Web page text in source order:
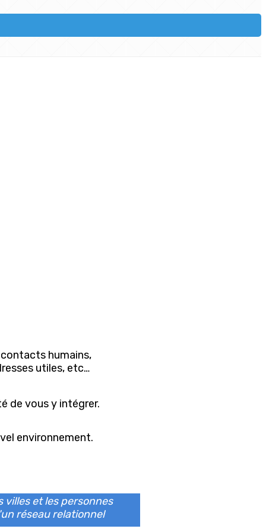
humains,
utiles, etc…
de vous y intégrer.
environnement.
villes et les personnes
réseau relationnel